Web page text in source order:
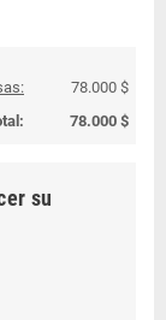
78.000 $
78.000 $
su